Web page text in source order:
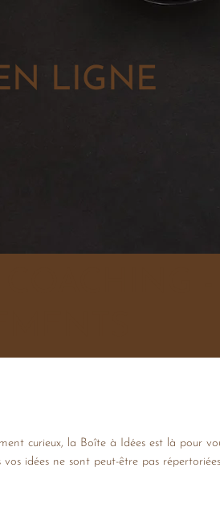
LIGNE
curieux, la Boîte à Idées est là pour
idées ne sont peut-être pas